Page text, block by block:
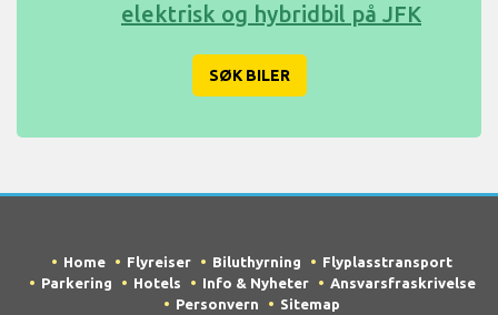
elektrisk og hybridbil på JFK
SØK BILER
Home Flyreiser Biluthyrning
Flyplasstransport
Parkering
Hotels Info & Nyheter
Ansvarsfraskrivelse
Personvern
Sitemap